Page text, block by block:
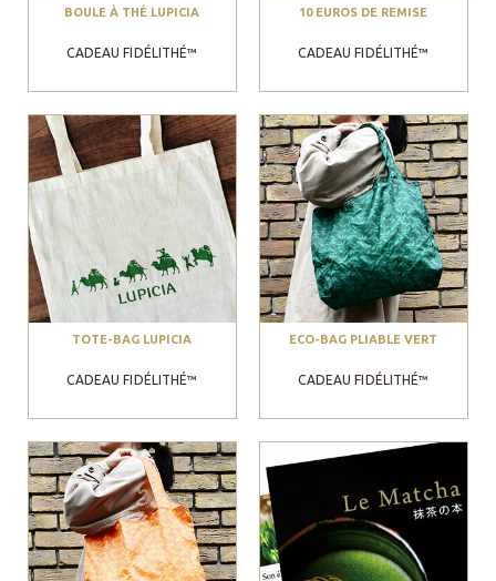
BOULE À THÉ LUPICIA
CADEAU FIDÉLITHÉ™
10 EUROS DE REMISE
CADEAU FIDÉLITHÉ™
TOTE-BAG LUPICIA
CADEAU FIDÉLITHÉ™
ECO-BAG PLIABLE VERT
CADEAU FIDÉLITHÉ™